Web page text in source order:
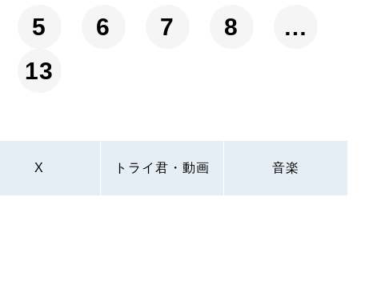
5 6 7 8
…
13
X トライ君・動画 音楽